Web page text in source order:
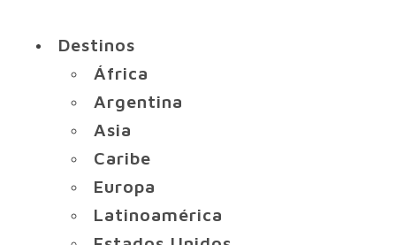
Destinos
África
Argentina
Asia
Caribe
Europa
Latinoamérica